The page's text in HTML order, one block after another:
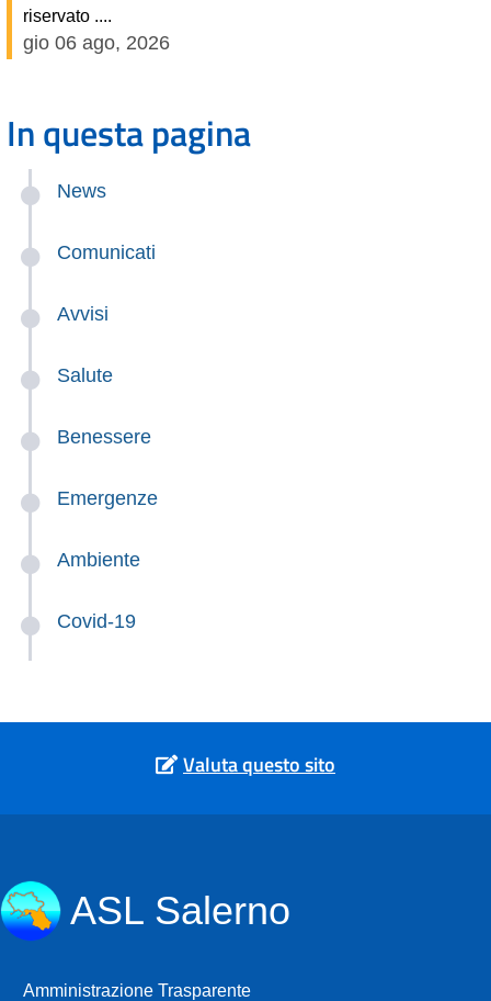
riservato ....
gio 06 ago, 2026
In questa pagina
News
Comunicati
Avvisi
Salute
Benessere
Emergenze
Ambiente
Covid-19
Valuta questo sito
ASL Salerno
Amministrazione Trasparente